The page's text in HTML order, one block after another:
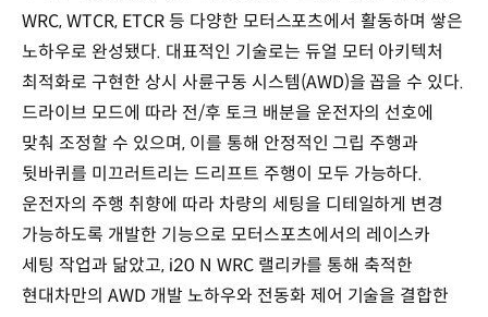
WRC, WTCR, ETCR 등 다양한 모터스포츠에서 활동하며 쌓은
노하우로 완성됐다. 대표적인 기술로는 듀얼 모터 아키텍처
최적화로 구현한 상시 사륜구동 시스템(AWD)을 꼽을 수 있다.
드라이브 모드에 따라 전/후 토크 배분을 운전자의 선호에
맞춰 조정할 수 있으며, 이를 통해 안정적인 그립 주행과
뒷바퀴를 미끄러트리는 드리프트 주행이 모두 가능하다.
운전자의 주행 취향에 따라 차량의 세팅을 디테일하게 변경
가능하도록 개발한 기능으로 모터스포츠에서의 레이스카
세팅 작업과 닮았고, i20 N WRC 랠리카를 통해 축적한
현대차만의 AWD 개발 노하우와 전동화 제어 기술을 결합한